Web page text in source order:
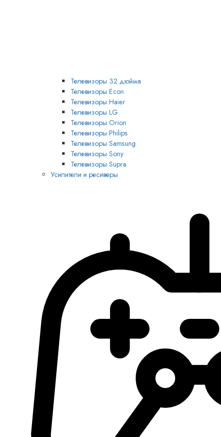
Телевизоры 32 дюйма
Телевизоры Econ
Телевизоры Haier
Телевизоры LG
Телевизоры Orion
Телевизоры Philips
Телевизоры Samsung
Телевизоры Sony
Телевизоры Supra
Усилители и ресиверы